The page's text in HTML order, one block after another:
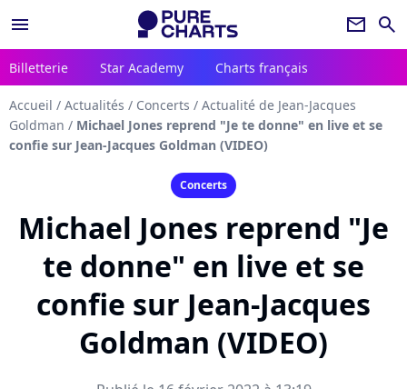
menu newsletter search
Billetterie Star Academy Charts français
Accueil / Actualités / Concerts / Actualité de Jean-Jacques
Goldman / Michael Jones reprend "Je te donne" en live et se
confie sur Jean-Jacques Goldman (VIDEO)
Concerts
Michael Jones reprend "Je
te donne" en live et se
confie sur Jean-Jacques
Goldman (VIDEO)